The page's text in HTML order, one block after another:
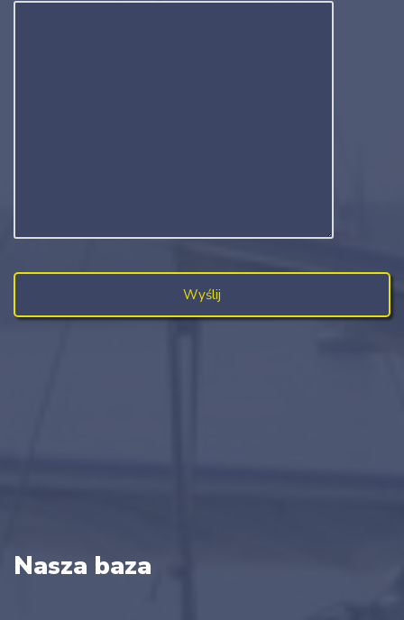
Nasza baza